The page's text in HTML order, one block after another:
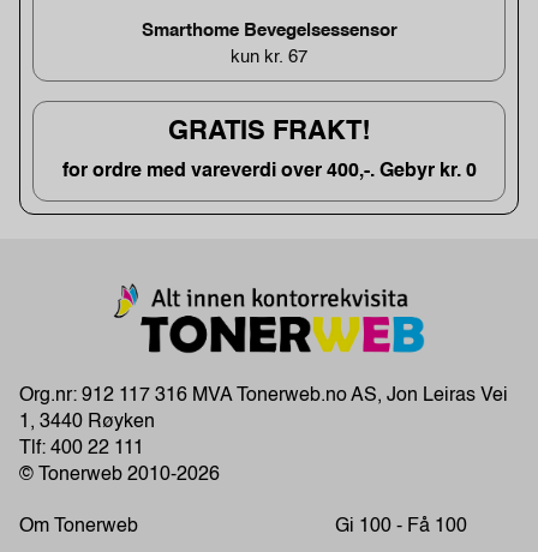
Smarthome Bevegelsessensor
kun kr. 67
GRATIS FRAKT!
for ordre med vareverdi over 400,-. Gebyr kr. 0
Org.nr: 912 117 316 MVA Tonerweb.no AS, Jon Leiras Vei
1, 3440 Røyken
Tlf: 400 22 111
© Tonerweb 2010-2026
Om Tonerweb Gi 100 - Få 100